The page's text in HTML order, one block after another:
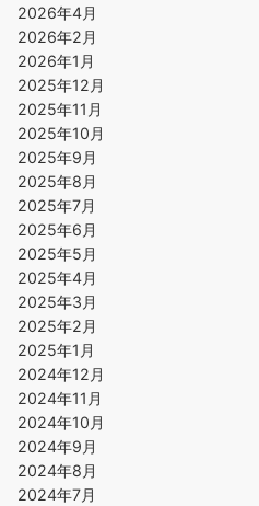
2026年4月
2026年2月
2026年1月
2025年12月
2025年11月
2025年10月
2025年9月
2025年8月
2025年7月
2025年6月
2025年5月
2025年4月
2025年3月
2025年2月
2025年1月
2024年12月
2024年11月
2024年10月
2024年9月
2024年8月
2024年7月